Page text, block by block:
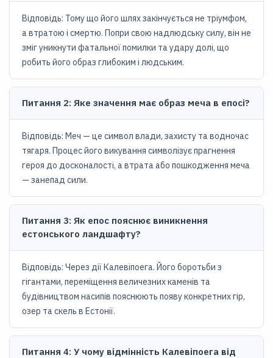
Відповідь: Тому що його шлях закінчується не тріумфом,
а втратою і смертю. Попри свою надлюдську силу, він не
зміг уникнути фатальної помилки та удару долі, що
робить його образ глибоким і людським.
Питання 2: Яке значення має образ меча в епосі?
Відповідь: Меч — це символ влади, захисту та водночас
тягаря. Процес його викування символізує прагнення
героя до досконалості, а втрата або пошкодження меча
— занепад сили.
Питання 3: Як епос пояснює виникнення
естонського ландшафту?
Відповідь: Через дії Калевіпоега. Його боротьби з
гігантами, переміщення величезних каменів та
будівництвом насипів пояснюють появу конкретних гір,
озер та скель в Естонії.
Питання 4: У чому відмінність Калевіпоега від